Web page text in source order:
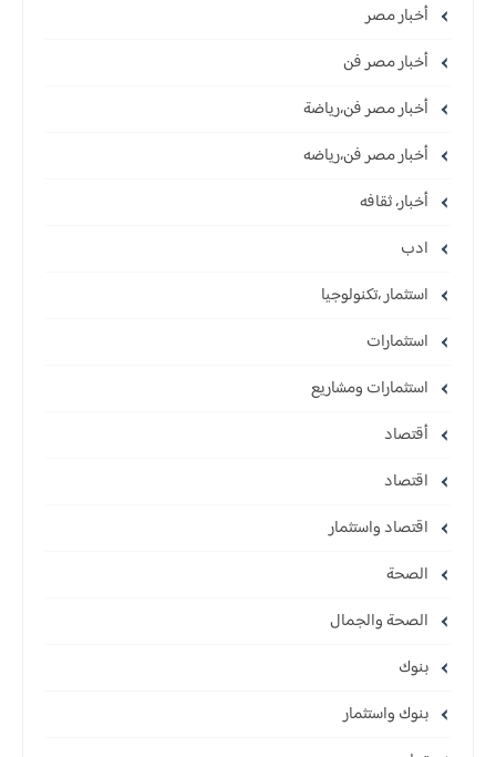
أخبار مصر
أخبار مصر فن
أخبار مصر فن،رياضة
أخبار مصر فن،رياضه
أخبار، ثقافه
ادب
استثمار ،تكنولوجيا
استثمارات
استثمارات ومشاريع
أقتصاد
اقتصاد
اقتصاد واستثمار
الصحة
الصحة والجمال
بنوك
بنوك واستثمار